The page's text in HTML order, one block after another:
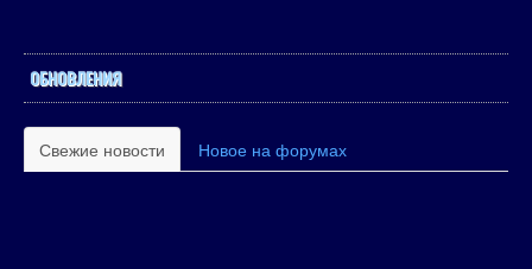
ОБНОВЛЕНИЯ
Свежие новости Новое на форумах